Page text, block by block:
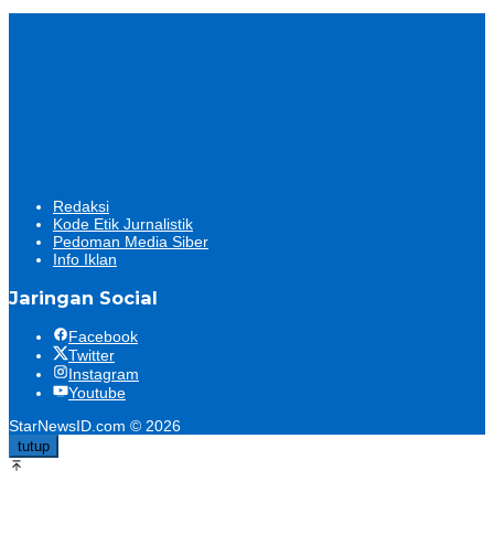
Redaksi
Kode Etik Jurnalistik
Pedoman Media Siber
Info Iklan
Jaringan Social
Facebook
Twitter
Instagram
Youtube
StarNewsID.com © 2026
tutup